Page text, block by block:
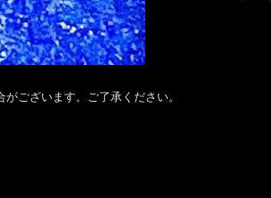
ございます。ご了承ください。